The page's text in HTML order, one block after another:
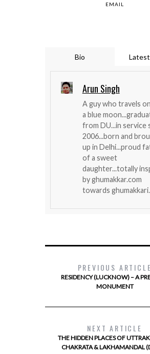
EMAIL
Bio
Arun Singh
A guy who travels
a blue
from DU...in service
2006...born and
up in Delhi...proud
of a sweet
daughter...totally
by ghumakkar.com
towards ghumakkari.
PREVIOUS ARTICLE
RESIDENCY (LUCKNOW) – A
MONUMENT
NEXT ARTICLE
THE HIDDEN PLACES OF
CHAKRATA & LAKHAMANDAL